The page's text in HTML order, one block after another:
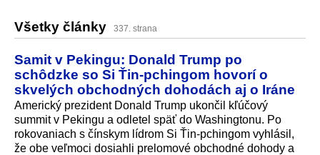
Všetky články 337. strana
Samit v Pekingu: Donald Trump po
schôdzke so Si Ťin-pchingom hovorí o
skvelých obchodných dohodách aj o Iráne
Americký prezident Donald Trump ukončil kľúčový
summit v Pekingu a odletel späť do Washingtonu. Po
rokovaniach s čínskym lídrom Si Ťin-pchingom vyhlásil,
že obe veľmoci dosiahli prelomové obchodné dohody a